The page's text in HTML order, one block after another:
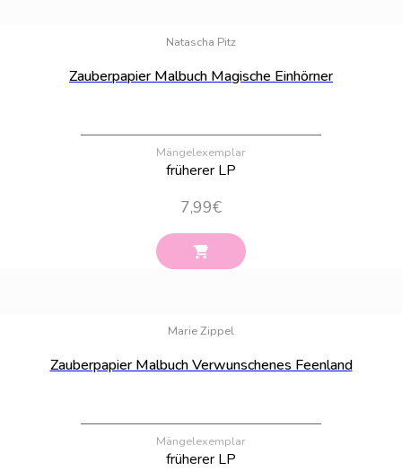
Natascha Pitz
Zauberpapier Malbuch Magische Einhörner
Mängelexemplar
früherer LP
7,99€
Marie Zippel
Zauberpapier Malbuch Verwunschenes Feenland
Mängelexemplar
früherer LP